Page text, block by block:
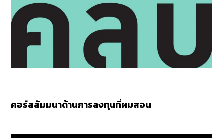
คอร์สสัมมนาด้านการลงทุนที่ผมสอน